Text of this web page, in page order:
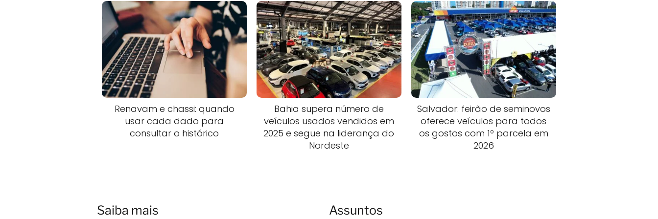
Renavam e chassi: quando
usar cada dado para
consultar o histórico
Bahia supera número de
veículos usados vendidos em
2025 e segue na liderança do
Nordeste
Salvador: feirão de seminovos
oferece veículos para todos
os gostos com 1º parcela em
2026
Saiba mais Assuntos